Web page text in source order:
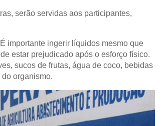
serão servidas aos participantes,
importante ingerir líquidos mesmo que
estar prejudicado após o esforço físico.
sucos de frutas, água de coco, bebidas
organismo.